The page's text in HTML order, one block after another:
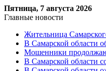
Пятница, 7 августа 2026
Главные новости
Жительница
В Самарской области
Мошенники
В Самарской области